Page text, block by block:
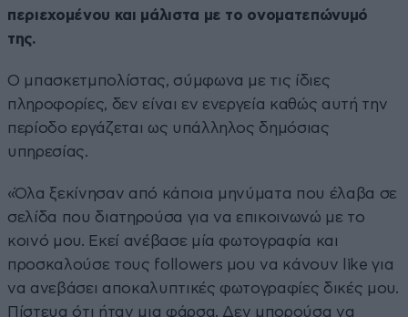
περιεχομένου και μάλιστα με το ονοματεπώνυμό
της.
Ο μπασκετμπολίστας, σύμφωνα με τις ίδιες
πληροφορίες, δεν είναι εν ενεργεία καθώς αυτή την
περίοδο εργάζεται ως υπάλληλος δημόσιας
υπηρεσίας.
«Όλα ξεκίνησαν από κάποια μηνύματα που έλαβα σε
σελίδα που διατηρούσα για να επικοινωνώ με το
κοινό μου. Εκεί ανέβασε μία φωτογραφία και
προσκαλούσε τους followers μου να κάνουν like για
να ανεβάσει αποκαλυπτικές φωτογραφίες δικές μου.
Πίστευα ότι ήταν μια φάρσα. Δεν μπορούσα να